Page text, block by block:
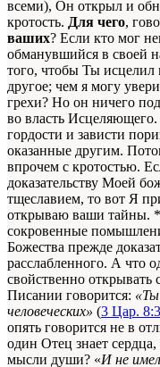
всеми), Он открыл и
кротость. Для чего,
ваших? Если кто мог
обманувшийся в своей
того, чтобы Ты исцелил
другое; чем я могу
грехи? Но он ничего
во власть
гордости и зависти
оказанные другим.
впрочем с кротостью.
доказательству Моей
тщеславием, то вот Я
открываю ваши тайны.
сокровенные
Божества прежде
расслабленного. А что
свойственно
Писании говорится: «Ты
человеческих» (3 Цар.
опять говорится не в
один Отец знает
мысли души? «И не